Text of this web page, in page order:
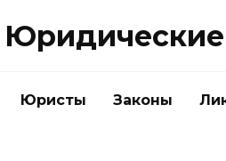
Юристы Законы